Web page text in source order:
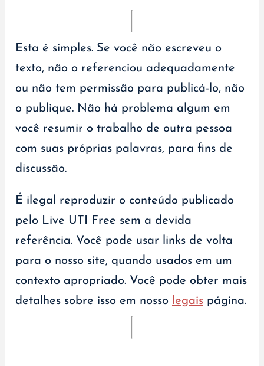
Esta é simples. Se você não escreveu o
texto, não o referenciou adequadamente
ou não tem permissão para publicá-lo, não
o publique. Não há problema algum em
você resumir o trabalho de outra pessoa
com suas próprias palavras, para fins de
discussão.
É ilegal reproduzir o conteúdo publicado
pelo Live UTI Free sem a devida
referência. Você pode usar links de volta
para o nosso site, quando usados em um
contexto apropriado. Você pode obter mais
detalhes sobre isso em nosso
legais página.